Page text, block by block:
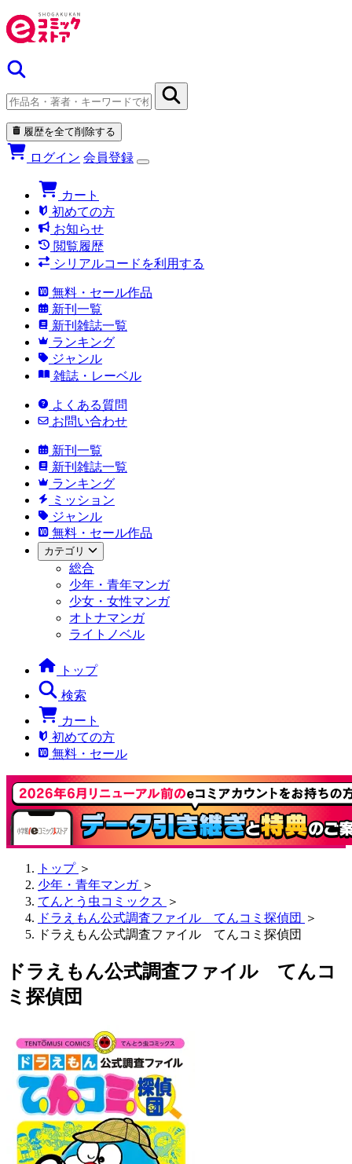
履歴を全て削除する
ログイン 会員登録
カート
初めての方
お知らせ
閲覧履歴
シリアルコードを利用する
無料・セール作品
新刊一覧
新刊雑誌一覧
ランキング
ジャンル
雑誌・レーベル
よくある質問
お問い合わせ
新刊一覧
新刊雑誌一覧
ランキング
ミッション
ジャンル
無料・セール作品
カテゴリ
総合
少年・青年マンガ
少女・女性マンガ
オトナマンガ
ライトノベル
トップ
検索
カート
初めての方
無料・セール
トップ ＞
少年・青年マンガ ＞
てんとう虫コミックス ＞
ドラえもん公式調査ファイル てんコミ探偵団
＞
ドラえもん公式調査ファイル てんコミ探偵団
ドラえもん公式調査ファイル てんコ
ミ探偵団